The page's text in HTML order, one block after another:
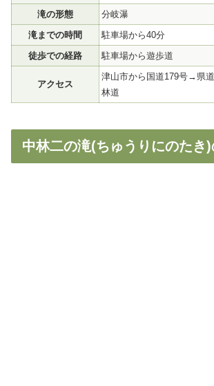
滝の形態
分岐瀑
滝までの時間
駐車場から40分
徒歩での経路
駐車場から遊歩道
アクセス
津山市から国道179号→県
林道
中林二の滝(ちゅうりにのたき)